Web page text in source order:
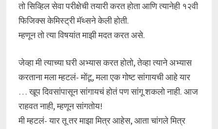
तो सिव्हिल सेवा परीक्षेची तयारी करत होता आणि त्यानेही १२वी
फिजिक्स केमिस्ट्री मॅथ्सने केली होती.
म्हणून तो त्या विषयांत माझी मदत करत असे.
जेव्हा मी त्याच्या घरी अभ्यास करत होतो, तेव्हा त्याने अभ्यास
करताना मला म्हटलं- मोंटू, मला एक गोष्ट सांगायची आहे यार
… खूप दिवसांपासून सांगायचं होतं पण सांगू शकलो नाही. आज
राहवत नाही, म्हणून सांगतोय!
मी म्हटलं- यार तू तर माझा मित्र आहेस, आता चांगले मित्र